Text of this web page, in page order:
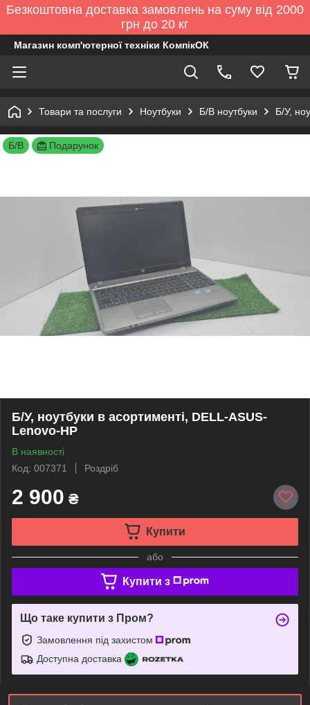
Безкоштовна доставка замовлень на суму від 2000
грн до 20 кг
Магазин комп'ютерної техніки КомпікОК
Товари та послуги Ноутбуки Б/В ноутбуки Б/У,
Б/В Подарунок
Б/У, ноутбуки в асортименті, DELL-ASUS-
Lenovo-HP
В наявності
Код: 007371
Роздріб
2 900 ₴
Купити
або
Купити з
Що таке купити з Пром?
Замовлення під захистом
Доступна доставка